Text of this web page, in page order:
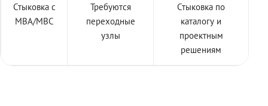
Стыковка с
МВА/МВС
Требуются
переходные
узлы
Стыковка по
каталогу и
проектным
решениям